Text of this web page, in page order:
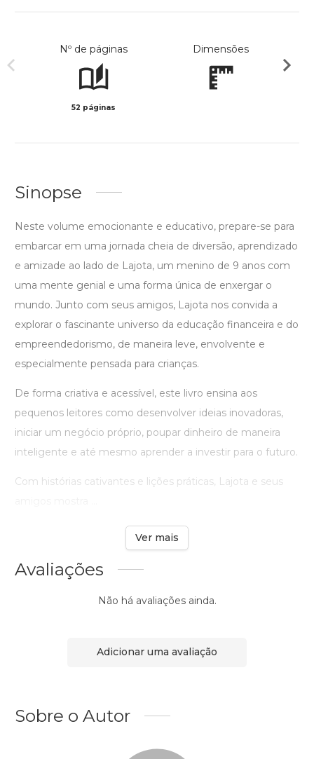
Nº de páginas
52 páginas
Dimensões
Sinopse
Neste volume emocionante e educativo, prepare-se para
embarcar em uma jornada cheia de diversão, aprendizado
e amizade ao lado de Lajota, um menino de 9 anos com
uma mente genial e uma forma única de enxergar o
mundo. Junto com seus amigos, Lajota nos convida a
explorar o fascinante universo da educação financeira e do
empreendedorismo, de maneira leve, envolvente e
especialmente pensada para crianças.
De forma criativa e acessível, este livro ensina aos
pequenos leitores como desenvolver ideias inovadoras,
iniciar um negócio próprio, poupar dinheiro de maneira
inteligente e até mesmo aprender a investir para o futuro.
Com histórias cativantes e lições práticas, Lajota e seus
Ver mais
Avaliações
Não há avaliações ainda.
Adicionar uma avaliação
Sobre o Autor